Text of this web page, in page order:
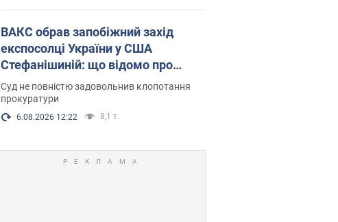
ВАКС обрав запобіжний захід
експосолці України у США
Стефанішиній: що відомо про
справу
Суд не повністю задовольнив клопотання
прокуратури
6.08.2026 12:22 8,1 т.